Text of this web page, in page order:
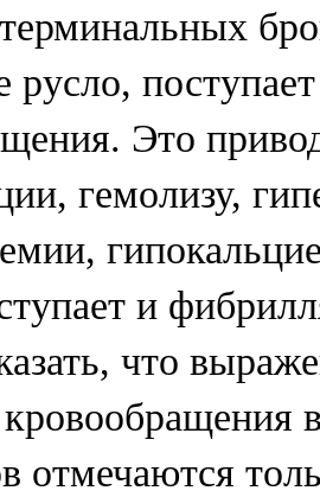
русло,
Это
гемолизу,
и
что
кровообращения
отмечаются